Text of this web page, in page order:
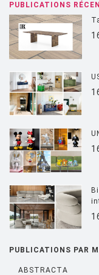
PUBLICATIONS
PUBLICATIONS PAR
ABSTRACTA